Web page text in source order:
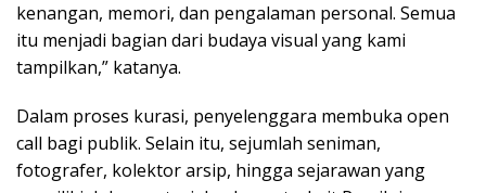
kenangan, memori, dan pengalaman personal. Semua
itu menjadi bagian dari budaya visual yang kami
tampilkan,” katanya.
Dalam proses kurasi, penyelenggara membuka open
call bagi publik. Selain itu, sejumlah seniman,
fotografer, kolektor arsip, hingga sejarawan yang